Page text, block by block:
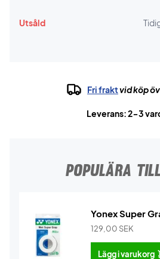
Utsåld
Fri fraktvid köp
Leverans: 2-3
POPULÄRA
Yonex Super
129,00 SEK
Lägg i varukorg